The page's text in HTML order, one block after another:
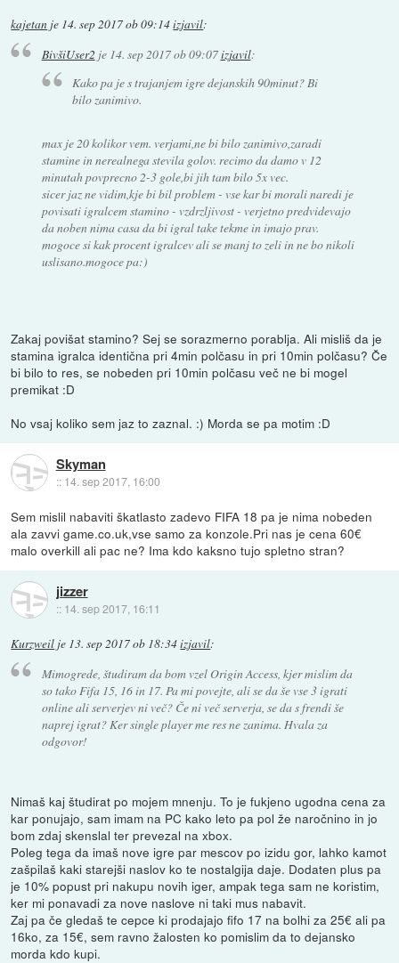
kajetan je 14. sep 2017 ob 09:14izjavil:
BivšiUser2je 14. sep 2017 ob 09:07izjavil:
Kako pa je s trajanjem igre dejanskih 90minut? Bi
bilo zanimivo.
max je 20 kolikor vem. verjami,ne bi bilo zanimivo,zaradi
stamine in nerealnega stevila golov. recimo da damo v 12
minutah povprecno 2-3 gole,bi jih tam bilo 5x vec.
sicer jaz ne vidim,kje bi bil problem - vse kar bi morali naredi je
povisati igralcem stamino - vzdrzljivost - verjetno predvidevajo
da noben nima casa da bi igral take tekme in imajo prav.
mogoce si kak procent igralcev ali se manj to zeli in ne bo nikoli
uslisano.mogoce pa:)
Zakaj povišat stamino? Sej se sorazmerno porablja. Ali misliš da je
stamina igralca identična pri 4min polčasu in pri 10min polčasu? Če
bi bilo to res, se nobeden pri 10min polčasu več ne bi mogel
premikat :D
No vsaj koliko sem jaz to zaznal. :) Morda se pa motim :D
Skyman
:: 14. sep 2017, 16:00
Sem mislil nabaviti škatlasto zadevo FIFA 18 pa je nima nobeden
ala zavvi game.co.uk,vse samo za konzole.Pri nas je cena 60€
malo overkill ali pac ne? Ima kdo kaksno tujo spletno stran?
jizzer
:: 14. sep 2017, 16:11
Kurzweil je 13. sep 2017 ob 18:34izjavil:
Mimogrede, študiram da bom vzel Origin Access, kjer mislim da
so tako Fifa 15, 16 in 17. Pa mi povejte, ali se da še vse 3 igrati
online ali serverjev ni več? Če ni več serverja, se da s frendi še
naprej igrat? Ker single player me res ne zanima. Hvala za
odgovor!
Nimaš kaj študirat po mojem mnenju. To je fukjeno ugodna cena za
kar ponujajo, sam imam na PC kako leto pa pol že naročnino in jo
bom zdaj skenslal ter prevezal na xbox.
Poleg tega da imaš nove igre par mescov po izidu gor, lahko kamot
zašpilaš kaki starejši naslov ko te nostalgija daje. Dodaten plus pa
je 10% popust pri nakupu novih iger, ampak tega sam ne koristim,
ker mi ponavadi za nove naslove ni taki mus nabavit.
Zaj pa če gledaš te cepce ki prodajajo fifo 17 na bolhi za 25€ ali pa
16ko, za 15€, sem ravno žalosten ko pomislim da to dejansko
morda kdo kupi.